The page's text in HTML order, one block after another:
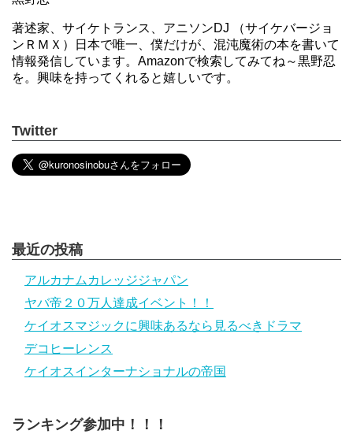
著述家、サイケトランス、アニソンDJ （サイケバージョ
ンＲＭＸ）日本で唯一、僕だけが、混沌魔術の本を書いて
情報発信しています。Amazonで検索してみてね～黒野忍
を。興味を持ってくれると嬉しいです。
Twitter
最近の投稿
アルカナムカレッジジャパン
ヤバ帝２０万人達成イベント！！
ケイオスマジックに興味あるなら見るべきドラマ
デコヒーレンス
ケイオスインターナショナルの帝国
ランキング参加中！！！